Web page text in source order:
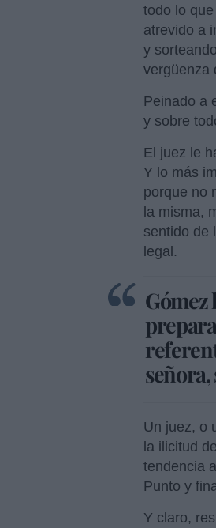
todo lo
atrevido a
y
vergüenza
Peinado a
y sobre
El juez le
Y lo más
porque no
la misma,
sentido de
legal.
Gómez
señora,
Un juez, o
la ilicitud
tendencia
Punto y
Y claro,